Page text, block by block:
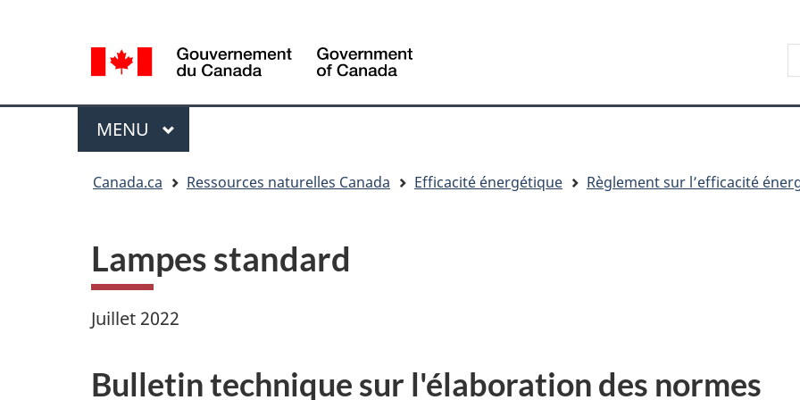
HTML
de
la
langue
selection
Menu
MENU PRINCIPAL
Canada.ca Ressources naturelles Canada Efficacité énergétique Règlement sur l’efficacité
Lampes standard
Juillet 2022
Bulletin technique sur l'élaboration des normes